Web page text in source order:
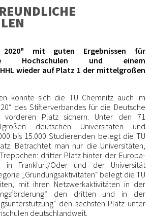
2020" mit guten Ergebnissen für
Hochschulen und einem
wieder auf Platz 1 der mittelgroßen
konnte sich die TU Chemnitz auch im
des Stifterverbandes für die Deutsche
vorderen Platz sichern. Unter den 71
deutschen Universitäten und
bis 15.000 Studierenden belegt die TU
Betrachtet man nur die Universitäten,
dritter Platz hinter der Europa-
in Frankfurt/Oder und der Universität
„Gründungsaktivitäten“ belegt die TU
mit ihren Netzwerkaktivitäten in der
den dritten und in der
den sechsten Platz unter
deutschlandweit.